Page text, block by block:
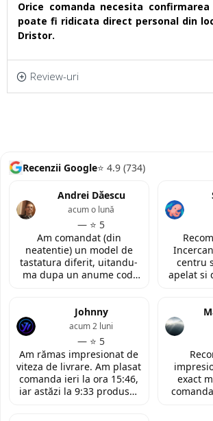
Orice comanda necesita
poate fi ridicata direct personal din
Dristor.
Review-uri
Recenzii Google⭐ 4.9 (734)
Andrei Dăescu
— ⭐ 5
acum o lună
Am comandat (din
neatentie) un model de
tastatura diferit, uitandu-
ma dupa un anume cod.
contactat in urma cererii
de retur si mi-au oferit
modelul potrivit de
tastatura pentru repararea
laptopului. Nu am ce
reprosa! Serviciu prompt si
de incredere!
centru
apelat si
fata
tare
Johnny
— ⭐ 5
acum 2 luni
Am rămas impresionat de
viteza de livrare. Am plasat
comanda ieri la ora 15:46,
iar astăzi la 9:33 produsul
exact